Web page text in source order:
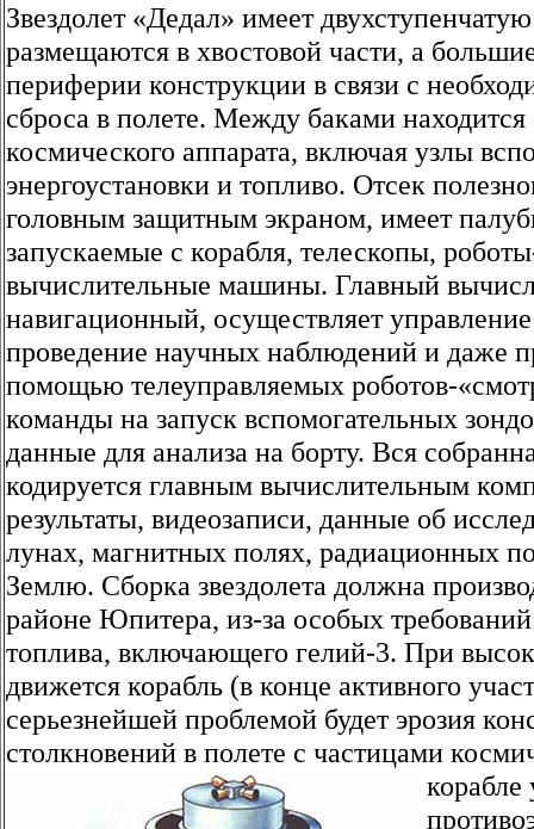
Звездолет «Дедал» имеет
размещаются в хвостовой части, а
периферии конструкции в связи с
сброса в полете. Между баками
космического аппарата, включая узлы
энергоустановки и топливо. Отсек
головным защитным экраном, имеет
запускаемые с корабля, телескопы,
вычислительные машины. Главный
навигационный, осуществляет
проведение научных наблюдений и даже
помощью телеуправляемых роботов-
команды на запуск вспомогательных
данные для анализа на борту. Вся
кодируется главным вычислительным
результаты, видеозаписи, данные об
лунах, магнитных полях, радиационных
Землю. Сборка звездолета должна
районе Юпитера, из-за особых требований
топлива, включающего гелий-3. При
движется корабль (в конце активного
серьезнейшей проблемой будет эрозия
столкновений в полете с частицами
корабле